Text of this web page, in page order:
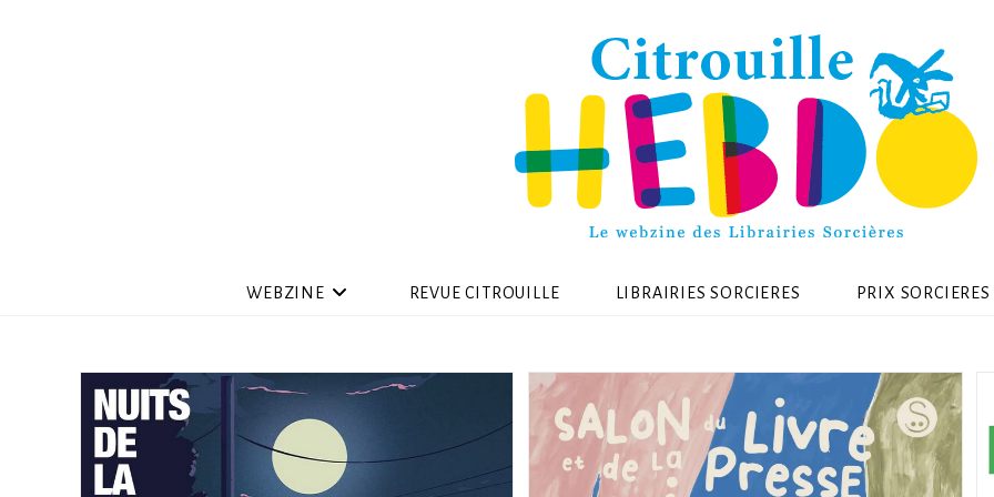
WEBZINE REVUE CITROUILLE LIBRAIRIES SORCIERES PRIX SORCIERES